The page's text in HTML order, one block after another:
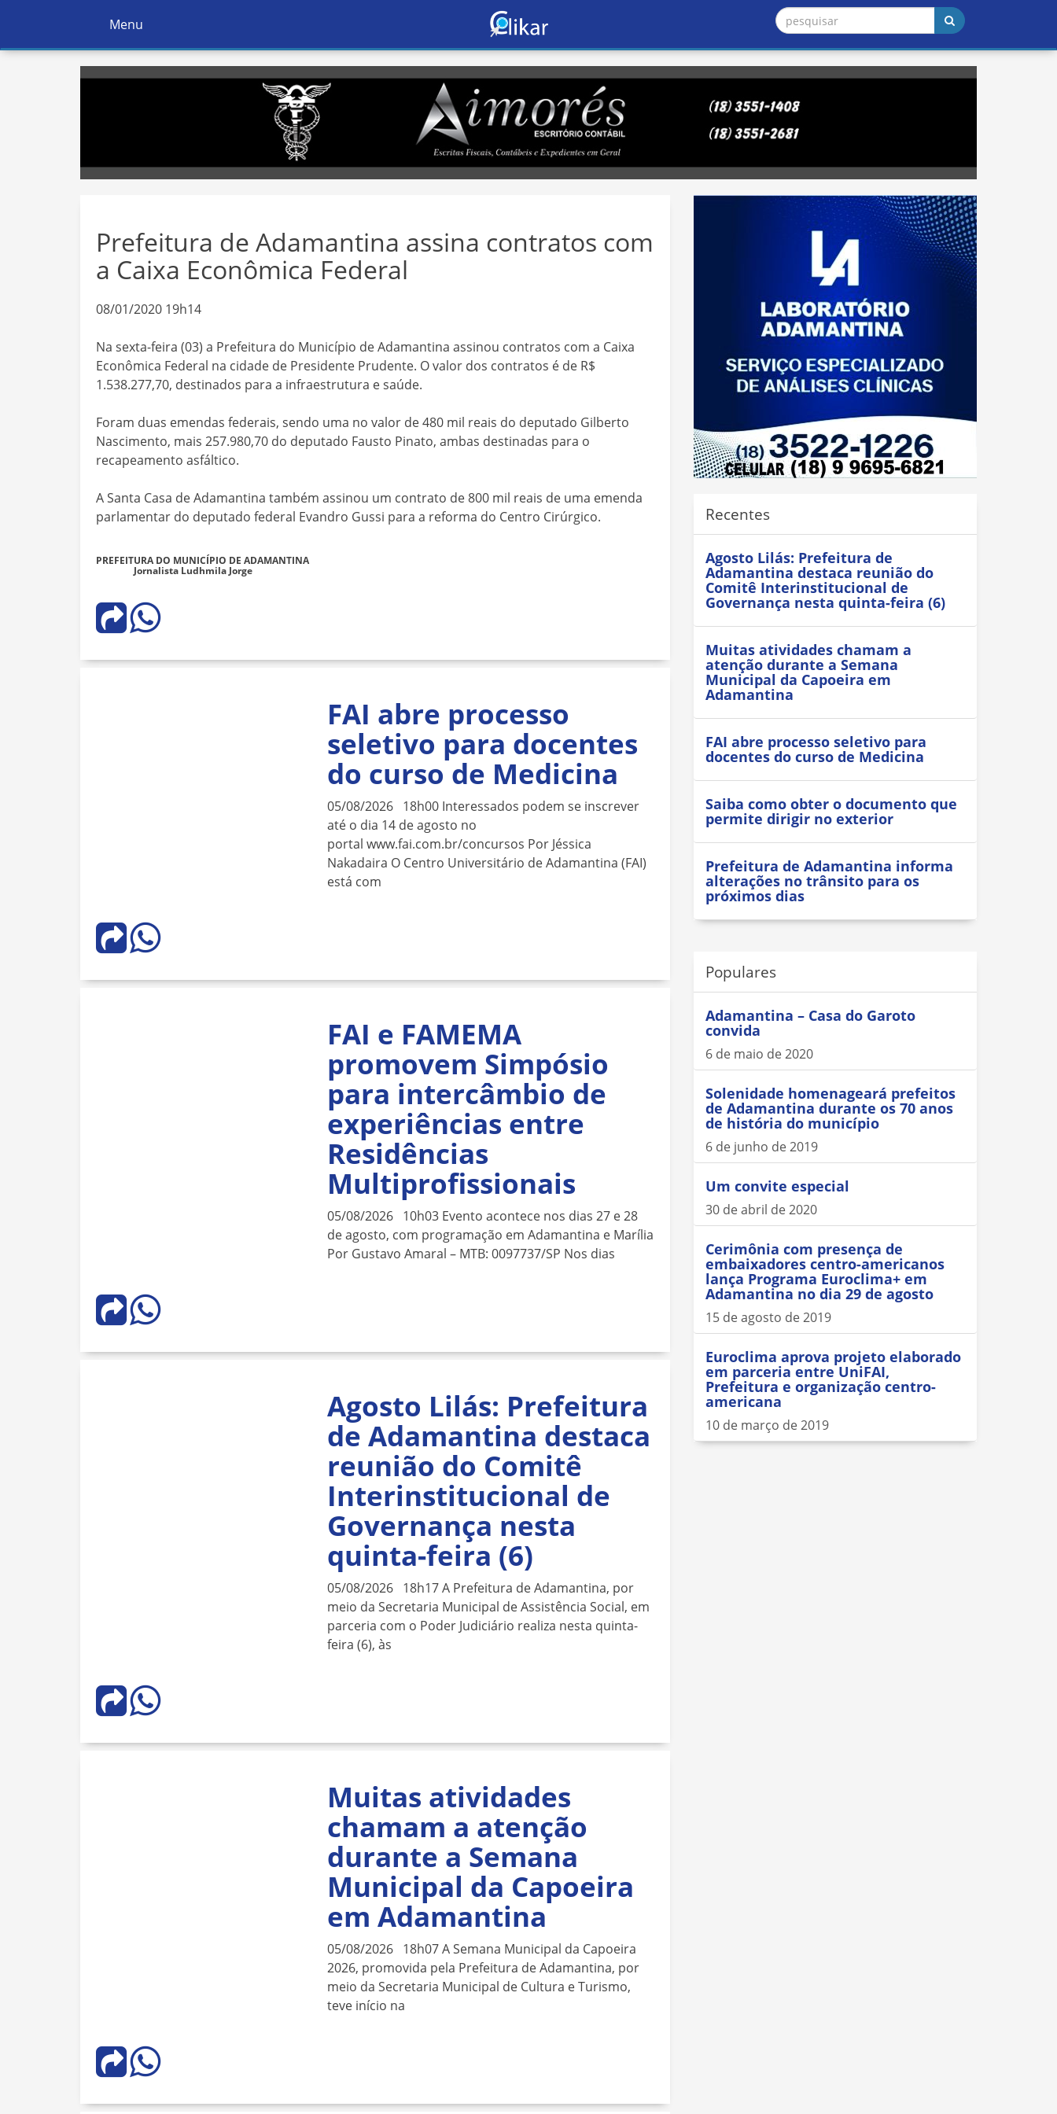
Ativar
Navegação
Menu
Prefeitura de Adamantina assina contratos com
a Caixa Econômica Federal
08/01/2020 19h14
Na sexta-feira (03) a Prefeitura do Município de Adamantina assinou contratos com a Caixa
Econômica Federal na cidade de Presidente Prudente. O valor dos contratos é de R$
1.538.277,70, destinados para a infraestrutura e saúde.
Foram duas emendas federais, sendo uma no valor de 480 mil reais do deputado Gilberto
Nascimento, mais 257.980,70 do deputado Fausto Pinato, ambas destinadas para o
recapeamento asfáltico.
A Santa Casa de Adamantina também assinou um contrato de 800 mil reais de uma emenda
parlamentar do deputado federal Evandro Gussi para a reforma do Centro Cirúrgico.
PREFEITURA DO MUNICÍPIO DE ADAMANTINA
Jornalista Ludhmila Jorge
FAI abre processo
seletivo para docentes
do curso de Medicina
05/08/2026 18h00 Interessados podem se inscrever
até o dia 14 de agosto no
portal www.fai.com.br/concursos Por Jéssica
Nakadaira O Centro Universitário de Adamantina (FAI)
está com
FAI e FAMEMA
promovem Simpósio
para intercâmbio de
experiências entre
Residências
Multiprofissionais
05/08/2026 10h03 Evento acontece nos dias 27 e 28
de agosto, com programação em Adamantina e Marília
Por Gustavo Amaral – MTB: 0097737/SP Nos dias
Agosto Lilás: Prefeitura
de Adamantina destaca
reunião do Comitê
Interinstitucional de
Governança nesta
quinta-feira (6)
05/08/2026 18h17 A Prefeitura de Adamantina, por
meio da Secretaria Municipal de Assistência Social, em
parceria com o Poder Judiciário realiza nesta quinta-
feira (6), às
Muitas atividades
chamam a atenção
durante a Semana
Municipal da Capoeira
em Adamantina
05/08/2026 18h07 A Semana Municipal da Capoeira
2026, promovida pela Prefeitura de Adamantina, por
meio da Secretaria Municipal de Cultura e Turismo,
teve início na
Recentes
Agosto Lilás: Prefeitura de
Adamantina destaca reunião do
Comitê Interinstitucional de
Governança nesta quinta-feira (6)
Muitas atividades chamam a
atenção durante a Semana
Municipal da Capoeira em
Adamantina
FAI abre processo seletivo para
docentes do curso de Medicina
Saiba como obter o documento que
permite dirigir no exterior
Prefeitura de Adamantina informa
alterações no trânsito para os
próximos dias
Populares
Adamantina – Casa do Garoto
convida
6 de maio de 2020
Solenidade homenageará prefeitos
de Adamantina durante os 70 anos
de história do município
6 de junho de 2019
Um convite especial
30 de abril de 2020
Cerimônia com presença de
embaixadores centro-americanos
lança Programa Euroclima+ em
Adamantina no dia 29 de agosto
15 de agosto de 2019
Euroclima aprova projeto elaborado
em parceria entre UniFAI,
Prefeitura e organização centro-
americana
10 de março de 2019